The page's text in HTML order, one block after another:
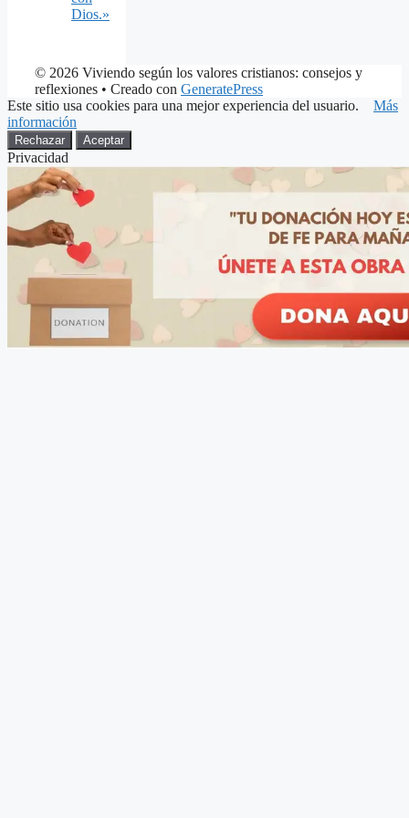
Dios.»
© 2026 Viviendo según los valores cristianos: consejos y
reflexiones • Creado con GeneratePress
Este sitio usa cookies para una mejor experiencia del usuario. Más
información
Rechazar Aceptar
Privacidad